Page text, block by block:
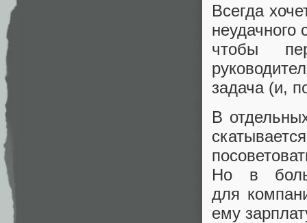
Всегда
неудачного
чтобы
задача (и,
В
Но в
для
ему